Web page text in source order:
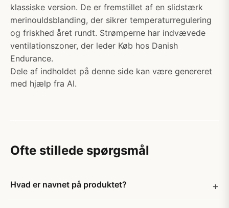
klassiske version. De er fremstillet af en slidstærk
merinouldsblanding, der sikrer temperaturregulering
og friskhed året rundt. Strømperne har indvævede
ventilationszoner, der leder Køb hos Danish
Endurance.
Dele af indholdet på denne side kan være genereret
med hjælp fra AI.
Ofte stillede spørgsmål
Hvad er navnet på produktet?